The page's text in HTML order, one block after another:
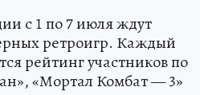
с 1 по 7 июля ждут
ретроигр. Каждый
рейтинг участников по
«Мортал Комбат — 3»